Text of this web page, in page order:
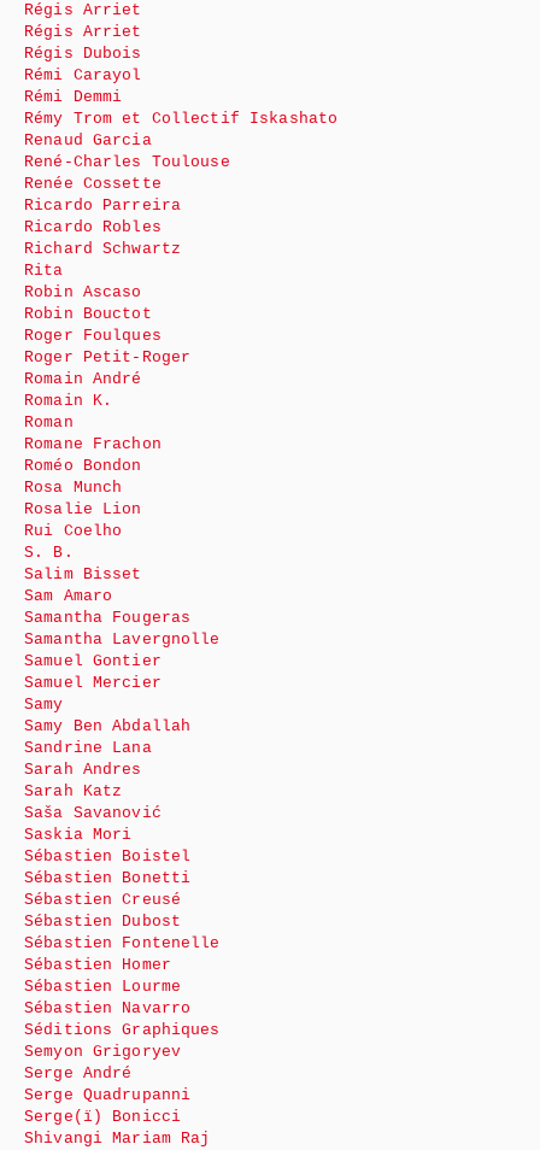
Régis Arriet
Régis Arriet
Régis Dubois
Rémi Carayol
Rémi Demmi
Rémy Trom et Collectif Iskashato
Renaud Garcia
René-Charles Toulouse
Renée Cossette
Ricardo Parreira
Ricardo Robles
Richard Schwartz
Rita
Robin Ascaso
Robin Bouctot
Roger Foulques
Roger Petit-Roger
Romain André
Romain K.
Roman
Romane Frachon
Roméo Bondon
Rosa Munch
Rosalie Lion
Rui Coelho
S. B.
Salim Bisset
Sam Amaro
Samantha Fougeras
Samantha Lavergnolle
Samuel Gontier
Samuel Mercier
Samy
Samy Ben Abdallah
Sandrine Lana
Sarah Andres
Sarah Katz
Saša Savanović
Saskia Mori
Sébastien Boistel
Sébastien Bonetti
Sébastien Creusé
Sébastien Dubost
Sébastien Fontenelle
Sébastien Homer
Sébastien Lourme
Sébastien Navarro
Séditions Graphiques
Semyon Grigoryev
Serge André
Serge Quadrupanni
Serge(ï) Bonicci
Shivangi Mariam Raj